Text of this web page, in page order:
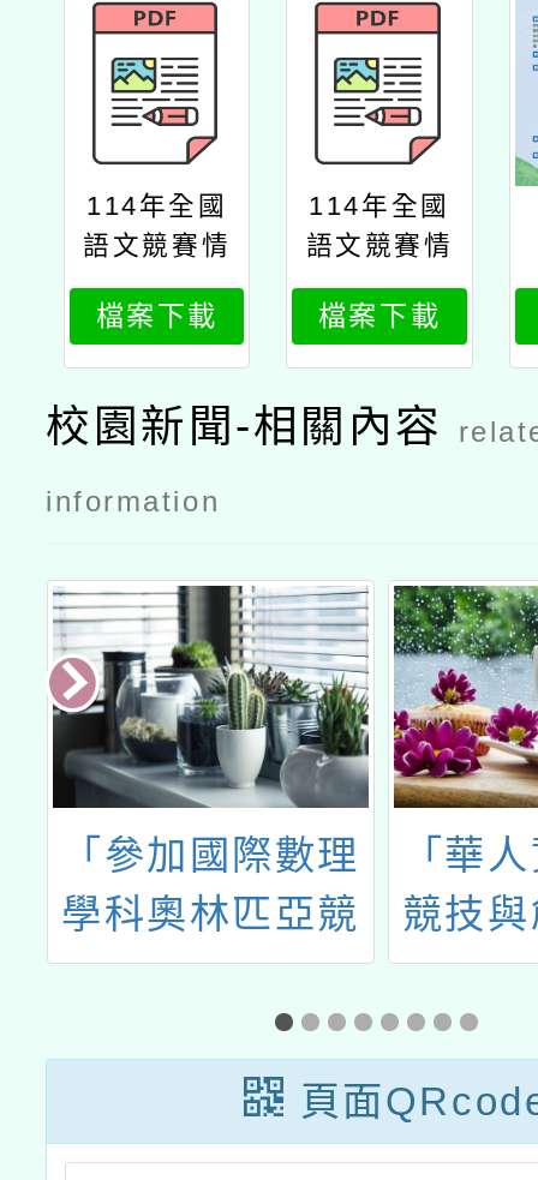
114年全國
語文競賽情
境式演說、
讀者劇場評
判培訓公文
檔案下載
114年全國
語文競賽情
境式演說、
讀者劇場評
判培訓報名
簡章
檔案下載
校園新聞-相關內容
information
「參加國際數理
學科奧林匹亞競
賽及國際科學展
覽成績優良學生
升學優待辦法」
「華
競技
大賞
五屆
英文
能力
頁面